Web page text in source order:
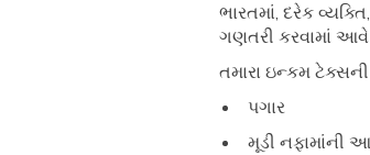
ભારતમાં, દરેક
ગણતરી કરવામાં
તમારા ઇન્કમ
પગાર
મૂડી નફામાંની